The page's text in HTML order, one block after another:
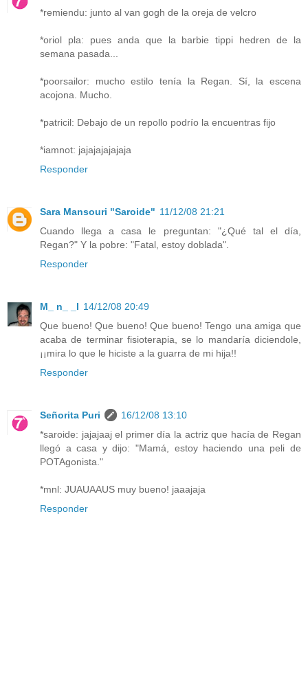
*remiendu: junto al van gogh de la oreja de velcro
*oriol pla: pues anda que la barbie tippi hedren de la
semana pasada...
*poorsailor: mucho estilo tenía la Regan. Sí, la escena
acojona. Mucho.
*patricil: Debajo de un repollo podrío la encuentras fijo
*iamnot: jajajajajajaja
Responder
Sara Mansouri "Saroide" 11/12/08 21:21
Cuando llega a casa le preguntan: "¿Qué tal el día,
Regan?" Y la pobre: "Fatal, estoy doblada".
Responder
M_ n_ _l 14/12/08 20:49
Que bueno! Que bueno! Que bueno! Tengo una amiga que
acaba de terminar fisioterapia, se lo mandaría diciendole,
¡¡mira lo que le hiciste a la guarra de mi hija!!
Responder
Señorita Puri
16/12/08 13:10
*saroide: jajajaaj el primer día la actriz que hacía de Regan
llegó a casa y dijo: "Mamá, estoy haciendo una peli de
POTAgonista."
*mnl: JUAUAAUS muy bueno! jaaajaja
Responder